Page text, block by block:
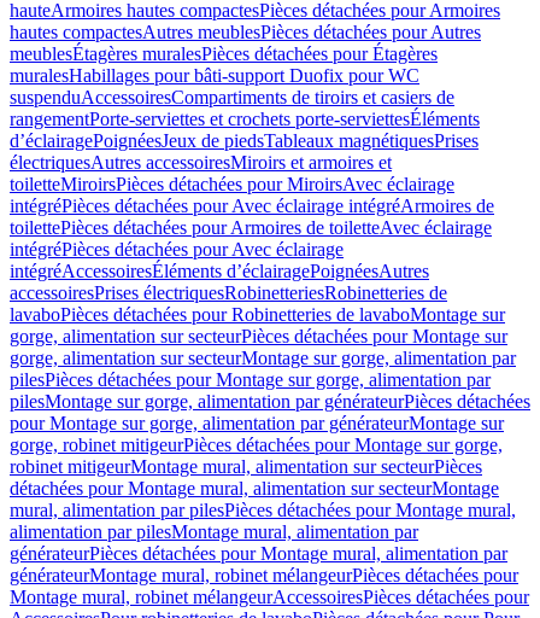
hauteArmoires hautes compactesPièces détachées pour Armoires
hautes compactesAutres meublesPièces détachées pour Autres
meublesÉtagères muralesPièces détachées pour Étagères
muralesHabillages pour bâti-support Duofix pour WC
suspenduAccessoiresCompartiments de tiroirs et casiers de
rangementPorte-serviettes et crochets porte-serviettesÉléments
d’éclairagePoignéesJeux de piedsTableaux magnétiquesPrises
électriquesAutres accessoiresMiroirs et armoires et
toiletteMiroirsPièces détachées pour MiroirsAvec éclairage
intégréPièces détachées pour Avec éclairage intégréArmoires de
toilettePièces détachées pour Armoires de toiletteAvec éclairage
intégréPièces détachées pour Avec éclairage
intégréAccessoiresÉléments d’éclairagePoignéesAutres
accessoiresPrises électriquesRobinetteriesRobinetteries de
lavaboPièces détachées pour Robinetteries de lavaboMontage sur
gorge, alimentation sur secteurPièces détachées pour Montage sur
gorge, alimentation sur secteurMontage sur gorge, alimentation par
pilesPièces détachées pour Montage sur gorge, alimentation par
pilesMontage sur gorge, alimentation par générateurPièces détachées
pour Montage sur gorge, alimentation par générateurMontage sur
gorge, robinet mitigeurPièces détachées pour Montage sur gorge,
robinet mitigeurMontage mural, alimentation sur secteurPièces
détachées pour Montage mural, alimentation sur secteurMontage
mural, alimentation par pilesPièces détachées pour Montage mural,
alimentation par pilesMontage mural, alimentation par
générateurPièces détachées pour Montage mural, alimentation par
générateurMontage mural, robinet mélangeurPièces détachées pour
Montage mural, robinet mélangeurAccessoiresPièces détachées pour